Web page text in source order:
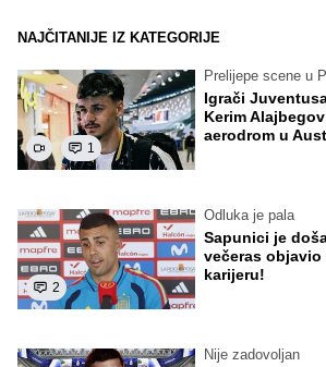
NAJČITANIJE IZ KATEGORIJE
1
Prelijepe scene u
Igrači
Kerim
aerodrom u
2
Odluka je pala
Sapunici je
večeras
karijeru!
Nije zadovoljan